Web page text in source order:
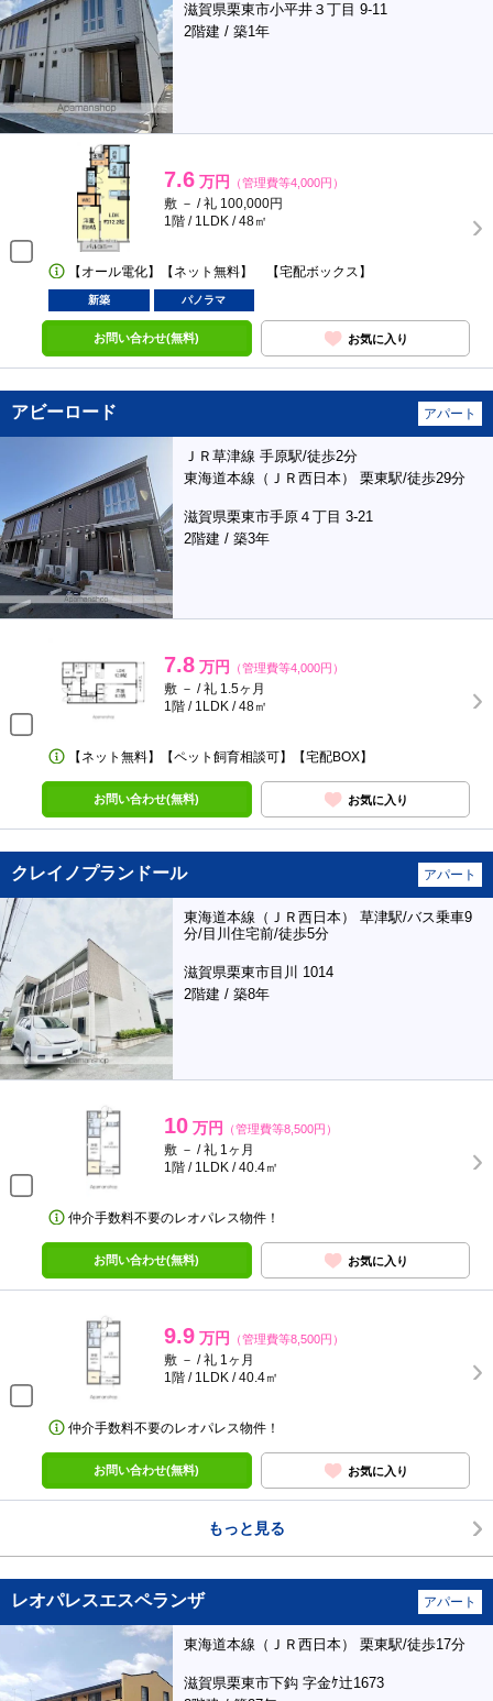
滋賀県栗東市小平井３丁目 9-11
2階建 / 築1年
7.6 万円 （管理費等4,000円）
敷 － / 礼 100,000円
1階 / 1LDK / 48㎡
【オール電化】【ネット無料】 【宅配ボックス】
新築 パノラマ
お問い合わせ(無料) お気に入り
アビーロード アパート
ＪＲ草津線 手原駅/徒歩2分
東海道本線（ＪＲ西日本） 栗東駅/徒歩29分
滋賀県栗東市手原４丁目 3-21
2階建 / 築3年
7.8 万円 （管理費等4,000円）
敷 － / 礼 1.5ヶ月
1階 / 1LDK / 48㎡
【ネット無料】【ペット飼育相談可】【宅配BOX】
お問い合わせ(無料) お気に入り
クレイノプランドール アパート
東海道本線（ＪＲ西日本） 草津駅/バス乗車9
分/目川住宅前/徒歩5分
滋賀県栗東市目川 1014
2階建 / 築8年
10 万円 （管理費等8,500円）
敷 － / 礼 1ヶ月
1階 / 1LDK / 40.4㎡
仲介手数料不要のレオパレス物件！
お問い合わせ(無料) お気に入り
9.9 万円 （管理費等8,500円）
敷 － / 礼 1ヶ月
1階 / 1LDK / 40.4㎡
仲介手数料不要のレオパレス物件！
お問い合わせ(無料) お気に入り
もっと見る
レオパレスエスペランザ アパート
東海道本線（ＪＲ西日本） 栗東駅/徒歩17分
滋賀県栗東市下鈎 字金ｹ辻1673